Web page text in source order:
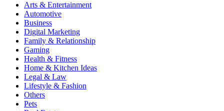
Arts & Entertainment
Automotive
Business
Digital Marketing
Family & Relationship
Gaming
Health & Fitness
Home & Kitchen Ideas
Legal & Law
Lifestyle & Fashion
Others
Pets